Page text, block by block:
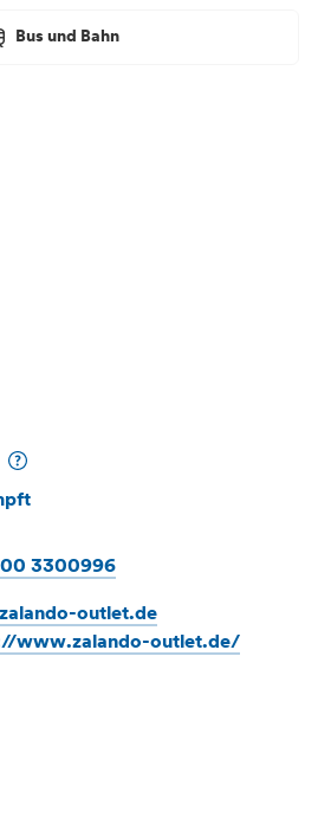
Bus und Bahn
3300996
outlet.de
www.zalando-outlet.de/